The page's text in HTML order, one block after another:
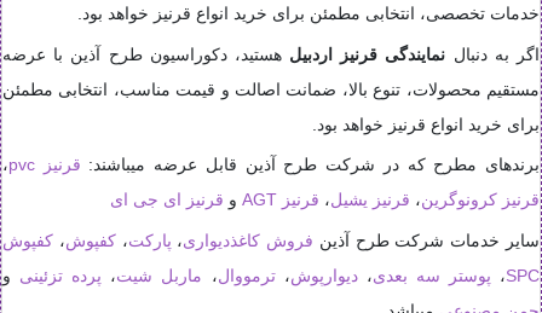
خدمات تخصصی، انتخابی مطمئن برای خرید انواع قرنیز خواهد بود.
اگر به دنبال نمایندگی قرنیز اردبیل هستید، دکوراسیون طرح آذین با عرضه
مستقیم محصولات، تنوع بالا، ضمانت اصالت و قیمت مناسب، انتخابی مطمئن
برای خرید انواع قرنیز خواهد بود.
برندهای مطرح که در شرکت طرح آذین قابل عرضه میباشند: قرنیز pvc
،
قرنیز کرونوگرین، قرنیز یشیل، قرنیز AGT و قرنیز ای جی ای
سایر خدمات شرکت طرح آذین فروش کاغذدیواری، پارکت،کفپوش، کفپوش
SPC، پوستر سه بعدی،دیوارپوش،ترمووال، ماربل شیت، پرده تزئینی و